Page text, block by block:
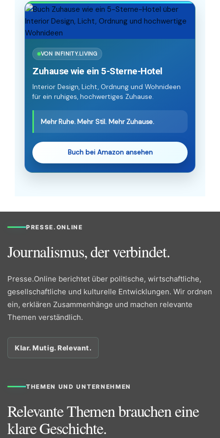
VON INFINITY.LIVING
Zuhause wie ein 5-Sterne-Hotel
Interior Design, Licht, Ordnung und Wohnideen
für ein ruhiges, hochwertiges Zuhause.
Mehr Ruhe. Mehr Stil. Mehr Zuhause.
Buch bei Amazon ansehen
PRESSE.ONLINE
Journalismus, der verbindet.
Presse.Online berichtet über politische, wirtschaftliche,
gesellschaftliche und kulturelle Entwicklungen. Wir ordnen
ein, erklären Zusammenhänge und machen relevante
Themen verständlich.
Klar. Mutig. Relevant.
THEMEN UND UNTERNEHMEN
Relevante Themen brauchen eine
klare Geschichte.